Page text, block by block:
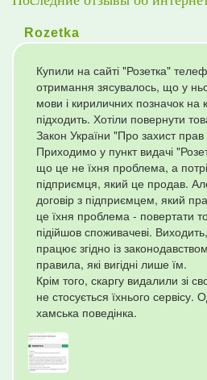
Rozetka
Купили на сайті "Розетка"
отримання зясувалось, що у
мови і кириличних позначок
підходить. Хотіли повернути
Закон України "Про захист прав
Приходимо у пункт видачі
що це не їхня проблема, а
підприємця, який це продав.
договір з підприємцем, який
це їхня проблема - повертати
підійшов споживачеві.
працює згідно із
правила, які вигідні лише їм.
Крім того, скаргу видалили зі
не стосується їхнього
хамська поведінка.